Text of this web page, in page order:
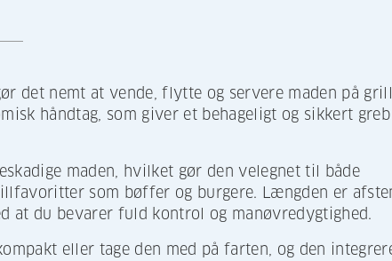
det nemt at vende, flytte og servere maden på
håndtag, som giver et behageligt og sikkert greb
maden, hvilket gør den velegnet til både
som bøffer og burgere. Længden er
at du bevarer fuld kontrol og manøvredygtighed.
eller tage den med på farten, og den